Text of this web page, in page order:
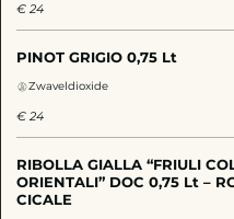
€ 24
PINOT GRIGIO 0,75 Lt
€ 24
Zwaveldioxide
RIBOLLA GIALLA “FRIULI
ORIENTALI” DOC 0,75 Lt –
CICALE